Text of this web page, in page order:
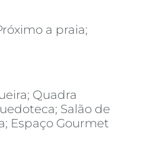
a praia;
Quadra
Salão de
Espaço Gourmet